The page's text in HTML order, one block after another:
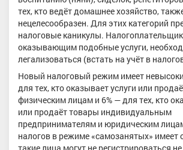
тех, кто ведёт домашнее хозяйство,
нецелесообразен. Для этих категорий
налоговые каникулы.
оказывающим подобные услуги,
легализоваться (встать на учёт в
Новый налоговый режим имеет
для тех, кто оказывает услуги или
физическим лицам и 6% — для тех, кто
или продаёт товары индивидуальным
предпринимателям и юридическим
налогов в режиме «самозанятых» имеет